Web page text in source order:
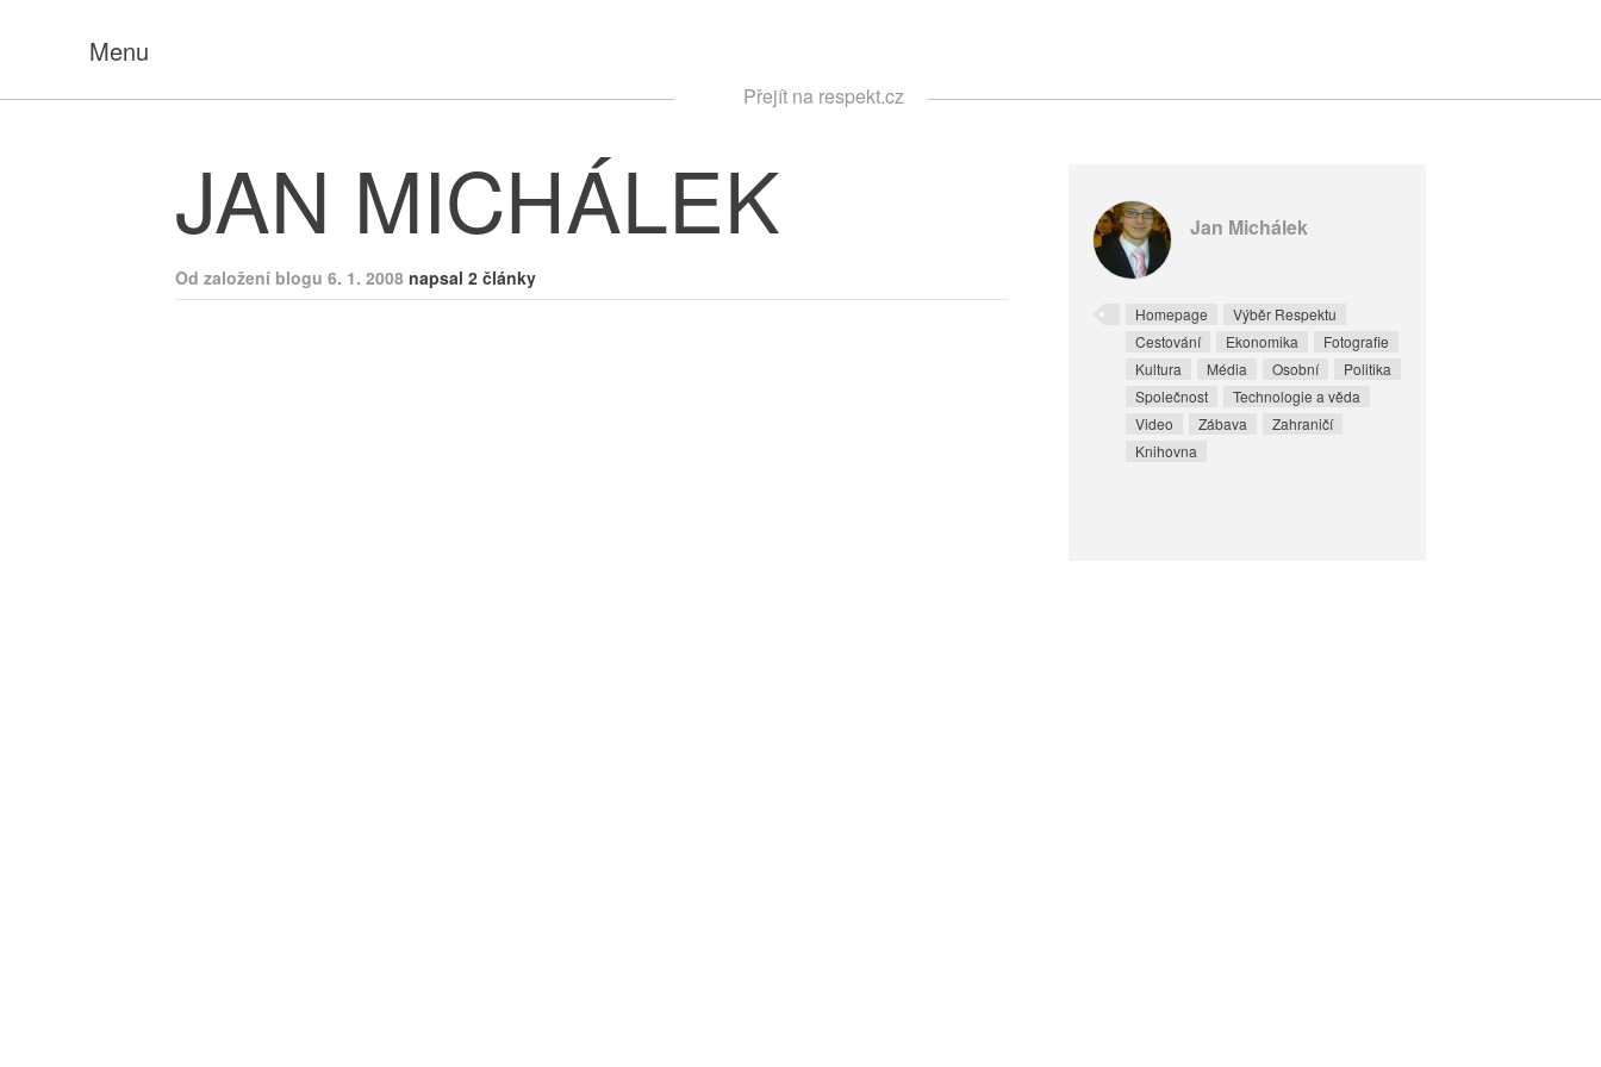
Menu
Přejít na respekt.cz
JAN MICHÁLEK
Od založení blogu 6. 1. 2008 napsal 2 články
Jan Michálek
Homepage
Výběr Respektu
Cestování
Ekonomika
Fotografie
Kultura
Média Osobní
Politika
Společnost
Technologie a věda
Video
Zábava
Zahraničí
Knihovna